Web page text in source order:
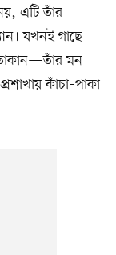
এটি তাঁর
যখনই গাছে
মন
কাঁচা–পাকা